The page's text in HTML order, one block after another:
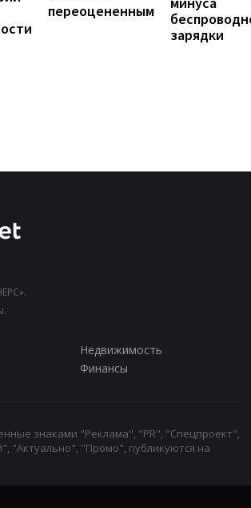
переоцененным
зарядки
Недвижимость
Финансы
знаками "Реклама", "PR", "Спецпроект",
"Актуально", "Промо", публикуются на